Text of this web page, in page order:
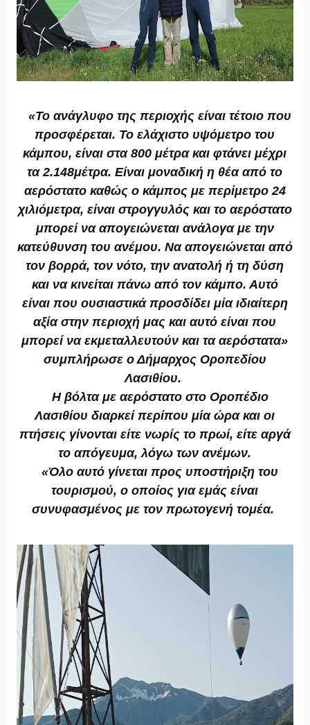
«Το ανάγλυφο της περιοχής είναι τέτοιο που
προσφέρεται. Το ελάχιστο υψόμετρο του
κάμπου, είναι στα 800 μέτρα και φτάνει μέχρι
τα 2.148μέτρα. Είναι μοναδική η θέα από το
αερόστατο καθώς ο κάμπος με περίμετρο 24
χιλιόμετρα, είναι στρογγυλός και το αερόστατο
μπορεί να απογειώνεται ανάλογα με την
κατεύθυνση του ανέμου. Να απογειώνεται από
τον βορρά, τον νότο, την ανατολή ή τη δύση
και να κινείται πάνω από τον κάμπο. Αυτό
είναι που ουσιαστικά προσδίδει μία ιδιαίτερη
αξία στην περιοχή μας και αυτό είναι που
μπορεί να εκμεταλλευτούν και τα αερόστατα»
συμπλήρωσε ο Δήμαρχος Οροπεδίου
Λασιθίου.
Η βόλτα με αερόστατο στο Οροπέδιο
Λασιθίου διαρκεί περίπου μία ώρα και οι
πτήσεις γίνονται είτε νωρίς το πρωί, είτε αργά
το απόγευμα, λόγω των ανέμων.
«Όλο αυτό γίνεται προς υποστήριξη του
τουρισμού, ο οποίος για εμάς είναι
συνυφασμένος με τον πρωτογενή τομέα.